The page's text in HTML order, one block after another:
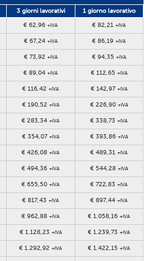
3 giorni lavorativi 1 giorno lavorativo
€ 62,96+IVA € 82,21+IVA
€ 67,24 +IVA € 86,19+IVA
€ 73,92 +IVA € 94,35 +IVA
€ 89,04+IVA € 112,65 +IVA
€ 116,42+IVA € 142,97 +IVA
€ 190,52 +IVA € 226,90 +IVA
€ 283,34+IVA € 338,73+IVA
€ 354,07 +IVA € 393,86 +IVA
€ 426,08+IVA € 489,31+IVA
€ 494,36+IVA € 544,28 +IVA
€ 655,50+IVA € 722,83+IVA
€ 817,43+IVA € 897,44+IVA
€ 962,88+IVA € 1.058,16+IVA
€ 1.128,23 +IVA € 1.239,73+IVA
€ 1.292,92+IVA € 1.422,15+IVA